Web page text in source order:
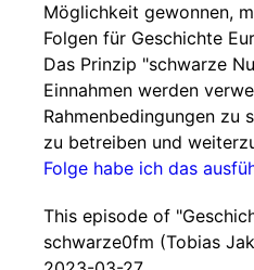
Möglichkeit gewonnen,
Folgen für Geschichte
Das Prinzip "schwarze
Einnahmen werden
Rahmenbedingungen zu
zu betreiben und
Folge habe ich das
This episode of
schwarze0fm (Tobias